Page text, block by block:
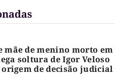
mãe de menino morto em
soltura de Igor Veloso
de decisão judicial